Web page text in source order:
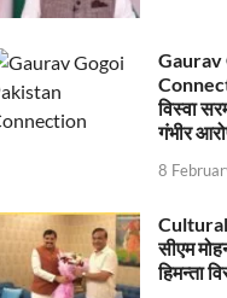
वेबिनार को संबोधित करेंगे
Gaurav
विस्वा
गंभीर
8
सीएम
हिमन्ता